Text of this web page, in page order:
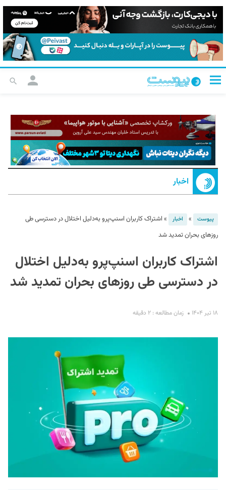
اخبار
پیوست » اخبار » اشتراک کاربران اسنپ‌پرو به‌دلیل اختلال در دسترسی طی
روزهای بحران تمدید شد
اشتراک کاربران اسنپ‌پرو به‌دلیل اختلال
در دسترسی طی روزهای بحران تمدید شد
۱۸ تیر ۱۴۰۴ زمان مطالعه : ۲ دقیقه